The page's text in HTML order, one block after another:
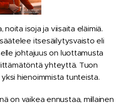
isoja ja viisaita eläimiä.
itsesäilytysvaisto eli
johtajuus on luottamusta
yhteyttä. Tuon
hienoimmista tunteista.
on vaikea ennustaa, millainen